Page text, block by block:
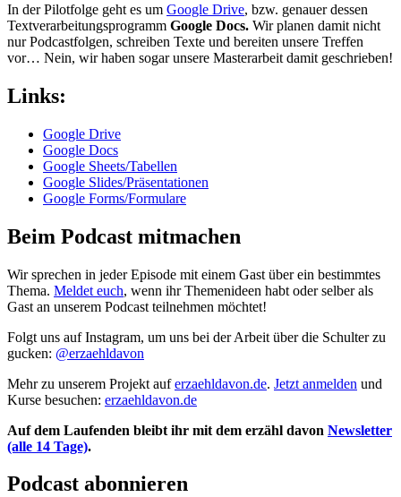
In der Pilotfolge geht es um Google Drive, bzw. genauer dessen
Textverarbeitungsprogramm Google Docs. Wir planen damit nicht
nur Podcastfolgen, schreiben Texte und bereiten unsere Treffen
vor… Nein, wir haben sogar unsere Masterarbeit damit geschrieben!
Links:
Google Drive
Google Docs
Google Sheets/Tabellen
Google Slides/Präsentationen
Google Forms/Formulare
Beim Podcast mitmachen
Wir sprechen in jeder Episode mit einem Gast über ein bestimmtes
Thema. Meldet euch, wenn ihr Themenideen habt oder selber als
Gast an unserem Podcast teilnehmen möchtet!
Folgt uns auf Instagram, um uns bei der Arbeit über die Schulter zu
gucken: @erzaehldavon
Mehr zu unserem Projekt auferzaehldavon.de. Jetzt anmelden und
Kurse besuchen: erzaehldavon.de
Auf dem Laufenden bleibt ihr mit dem erzähl davon Newsletter
(alle 14 Tage).
Podcast abonnieren